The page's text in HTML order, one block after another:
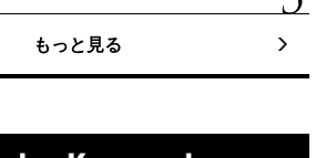
もっと見る